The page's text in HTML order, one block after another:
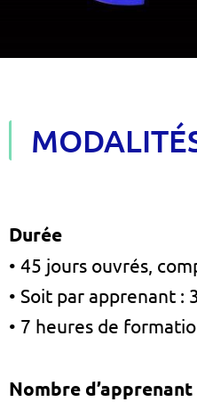
Durée
• 45 jours ouvrés,
• Soit par apprenant :
• 7 heures de
Nombre